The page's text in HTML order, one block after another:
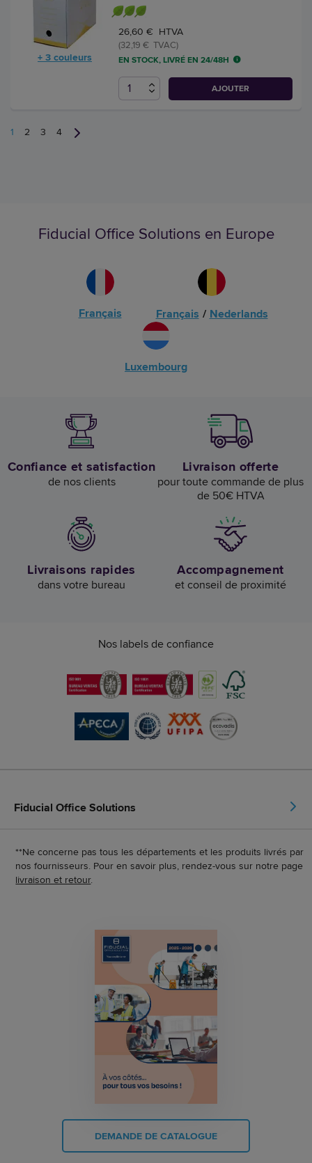
+ 3 couleurs
26,60 € HTVA
(32,19 € TVAC)
EN STOCK, LIVRÉ EN 24/48H
AJOUTER
1 2 3 4
Fiducial Office Solutions en Europe
Français Français / Nederlands
Luxembourg
Confiance et satisfaction
de nos clients
Livraison offerte
pour toute commande de plus
de 50€ HTVA
Livraisons rapides
dans votre bureau
Accompagnement
et conseil de proximité
Nos labels de confiance
Fiducial Office Solutions
**Ne concerne pas tous les départements et les produits livrés par
nos fournisseurs. Pour en savoir plus, rendez-vous sur notre page
livraison et retour.
DEMANDE DE CATALOGUE